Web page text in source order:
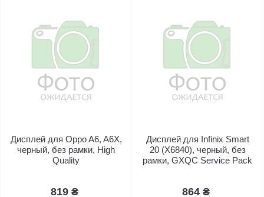
Дисплей для Oppo A6, A6X,
черный, без рамки, High
Quality
819 ₴
Дисплей для Infinix Smart
20 (X6840), черный, без
рамки, GXQC Service Pack
864 ₴